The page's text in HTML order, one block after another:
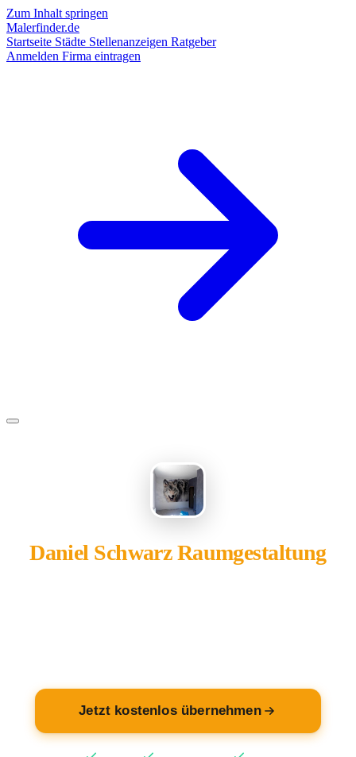
Zum Inhalt springen
Malerfinder.de
Startseite Städte Stellenanzeigen Ratgeber
Anmelden Firma eintragen
Daniel Schwarz Raumgestaltung
Jetzt kostenlos übernehmen